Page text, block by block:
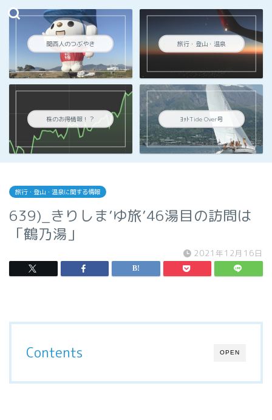
関西人のつぶやき 旅行・登山・温泉
株のお得情報！？ ﾖｯﾄTide Over号
旅行・登山・温泉に関する情報
639)_きりしま’ゆ旅’46湯目の訪問は
「鶴乃湯」
2021年12月16日
OPEN
Contents